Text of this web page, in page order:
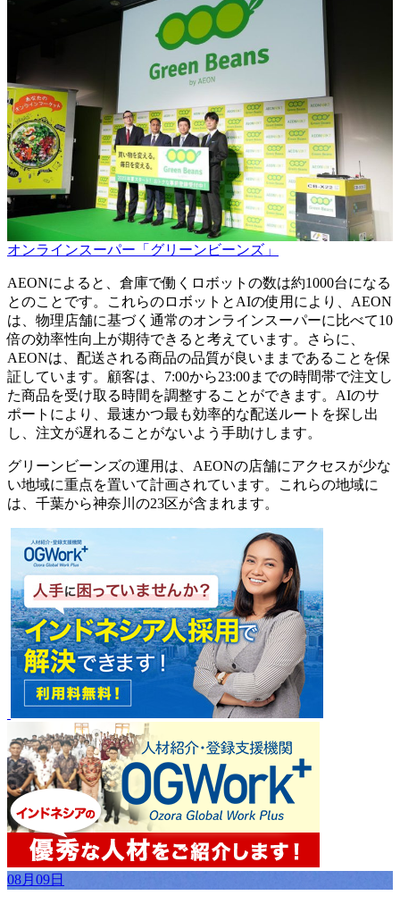
オンラインスーパー「グリーンビーンズ」
AEONによると、倉庫で働くロボットの数は約1000台になる
とのことです。これらのロボットとAIの使用により、AEON
は、物理店舗に基づく通常のオンラインスーパーに比べて10
倍の効率性向上が期待できると考えています。さらに、
AEONは、配送される商品の品質が良いままであることを保
証しています。顧客は、7:00から23:00までの時間帯で注文し
た商品を受け取る時間を調整することができます。AIのサ
ポートにより、最速かつ最も効率的な配送ルートを探し出
し、注文が遅れることがないよう手助けします。
グリーンビーンズの運用は、AEONの店舗にアクセスが少な
い地域に重点を置いて計画されています。これらの地域に
は、千葉から神奈川の23区が含まれます。
08月09日